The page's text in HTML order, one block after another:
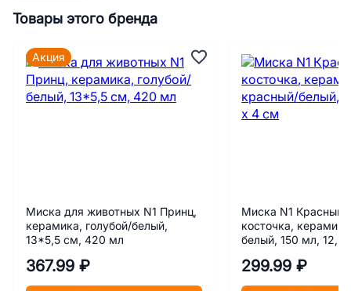
Товары этого бренда
Миска для животных N1 Принц,
керамика, голубой/белый,
13*5,5 см, 420 мл
367.99 ₽
Акция
Миска N1 Красный
косточка,
белый, 150 мл, 12,5
299.99 ₽